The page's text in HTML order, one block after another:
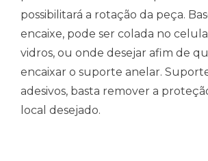
possibilitará a rotação da peça.
encaixe, pode ser colada no
vidros, ou onde desejar afim de
encaixar o suporte anelar.
adesivos, basta remover a
local desejado.